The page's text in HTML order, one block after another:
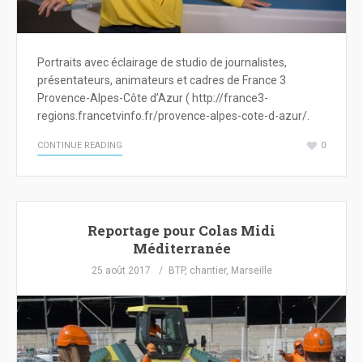
Portraits avec éclairage de studio de journalistes,
présentateurs, animateurs et cadres de France 3
Provence-Alpes-Côte d’Azur ( http://france3-
regions.francetvinfo.fr/provence-alpes-cote-d-azur/.
CONTINUE READING 0
Reportage pour Colas Midi
Méditerranée
25 août 2017 BTP, chantier, Marseille